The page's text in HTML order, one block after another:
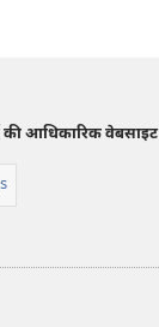
की आधिकारिक वेबसाइट